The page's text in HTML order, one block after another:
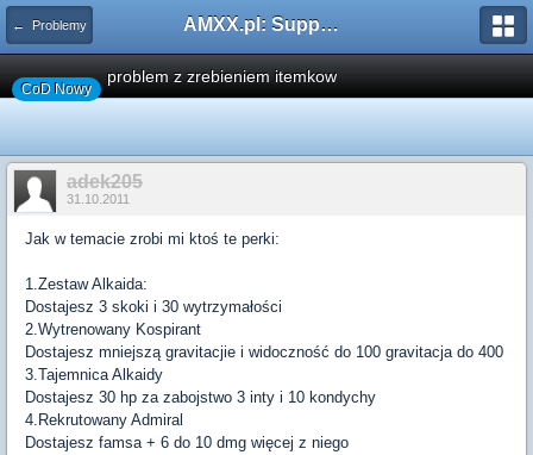
← Problemy AMXX.pl: Support AMX Mod X i SourceMod
CoD Nowy
problem z zrebieniem itemkow
adek205
31.10.2011
Jak w temacie zrobi mi ktoś te perki:
1.Zestaw Alkaida:
Dostajesz 3 skoki i 30 wytrzymałości
2.Wytrenowany Kospirant
Dostajesz mniejszą gravitacjie i widoczność do 100 gravitacja do 400
3.Tajemnica Alkaidy
Dostajesz 30 hp za zabojstwo 3 inty i 10 kondychy
4.Rekrutowany Admiral
Dostajesz famsa + 6 do 10 dmg więcej z niego